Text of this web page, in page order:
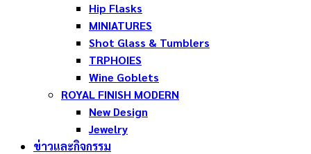
Hip Flasks
MINIATURES
Shot Glass & Tumblers
TRPHOIES
Wine Goblets
ROYAL FINISH MODERN
New Design
Jewelry
ข่าวและกิจกรรม